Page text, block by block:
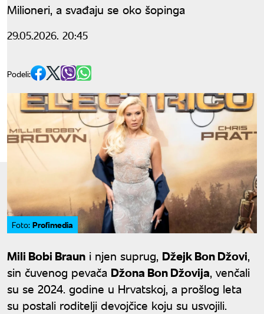
Milioneri, a svađaju se oko šopinga
29.05.2026. 20:45
Podeli:
Foto: Profimedia
Mili Bobi Braun i njen suprug, Džejk Bon Džovi,
sin čuvenog pevača Džona Bon Džovija, venčali
su se 2024. godine u Hrvatskoj, a prošlog leta
su postali roditelji devojčice koju su usvojili.